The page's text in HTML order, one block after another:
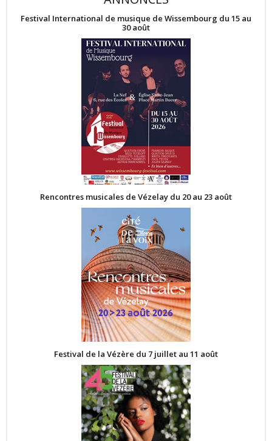
Festival International de musique de Wissembourg du 15 au
30 août
Rencontres musicales de Vézelay du 20 au 23 août
Festival de la Vézère du 7 juillet au 11 août